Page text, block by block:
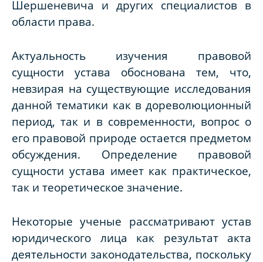
Шершеневича и других специалистов в
области права.
Актуальность изучения правовой
сущности устава обоснована тем, что,
невзирая на существующие исследования
данной тематики как в дореволюционный
период, так и в современности, вопрос о
его правовой природе остается предметом
обсуждения. Определение правовой
сущности устава имеет как практическое,
так и теоретическое значение.
Некоторые ученые рассматривают устав
юридического лица как результат акта
деятельности законодательства, поскольку